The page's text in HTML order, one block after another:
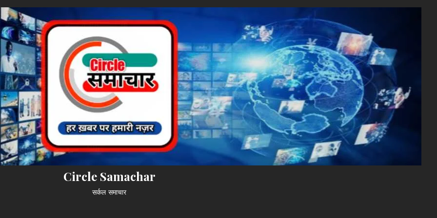
Circle Samachar
सर्कल समाचार